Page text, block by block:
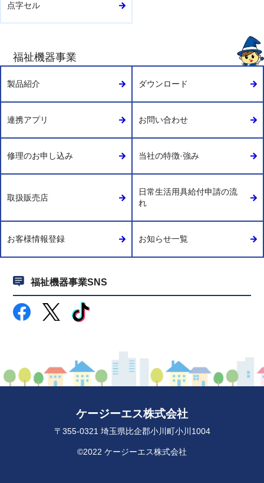
点字セル
福祉機器事業
製品紹介 ダウンロード
連携アプリ お問い合わせ
修理のお申し込み 当社の特徴·強み
取扱販売店
日常生活用具給付申請の流
れ
お客様情報登録 お知らせ一覧
福祉機器事業SNS
ケージーエス株式会社
〒355-0321 埼玉県比企郡小川町小川1004
©2022 ケージーエス株式会社